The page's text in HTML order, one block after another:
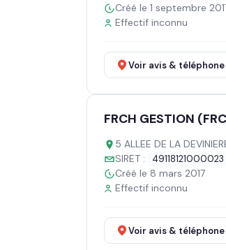
Créé le 1 septembre
Effectif inconnu
Voir avis &
FRCH GESTION
5 ALLEE DE LA
SIRET :
49118121000023
Créé le 8 mars 2017
Effectif inconnu
Voir avis &